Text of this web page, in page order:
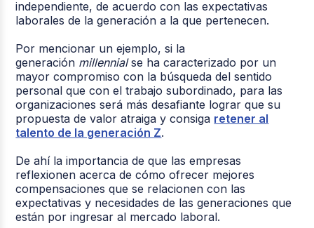
independiente, de acuerdo con las expectativas
laborales de la generación a la que pertenecen.
Por mencionar un ejemplo, si la
generación millennial se ha caracterizado por un
mayor compromiso con la búsqueda del sentido
personal que con el trabajo subordinado, para las
organizaciones será más desafiante lograr que su
propuesta de valor atraiga y consiga retener al
talento de la generación Z.
De ahí la importancia de que las empresas
reflexionen acerca de cómo ofrecer mejores
compensaciones que se relacionen con las
expectativas y necesidades de las generaciones que
están por ingresar al mercado laboral.